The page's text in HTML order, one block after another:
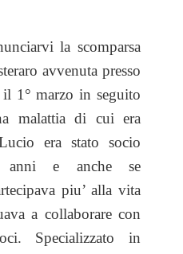
la scomparsa
avvenuta presso
il 1° marzo in seguito
malattia di cui era
era stato socio
e anche se
piu’ alla vita
a collaborare con
Specializzato in